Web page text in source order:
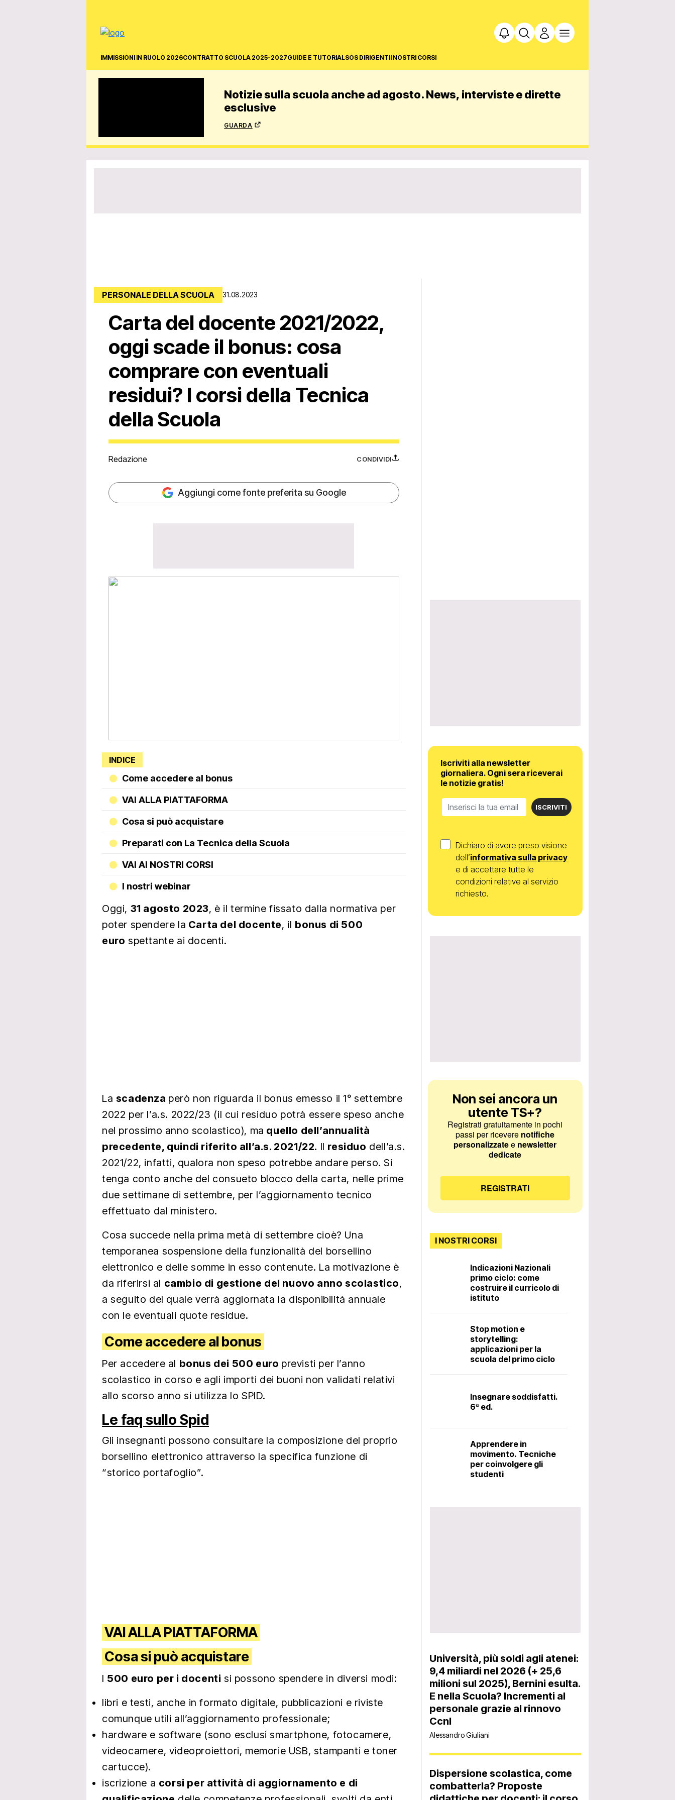
IMMISSIONI IN RUOLO 2026CONTRATTO SCUOLA 2025-2027GUIDE E TUTORIALSOS DIRIGENTII NOSTRI CORSI
Notizie sulla scuola anche ad agosto. News, interviste e dirette
esclusive
guarda
PERSONALE DELLA SCUOLA 31.08.2023
Carta del docente 2021/2022,
oggi scade il bonus: cosa
comprare con eventuali
residui? I corsi della Tecnica
della Scuola
Redazione CONDIVIDI
Aggiungi come fonte preferita su Google
INDICE
Come accedere al bonus
VAI ALLA PIATTAFORMA
Cosa si può acquistare
Preparati con La Tecnica della Scuola
VAI AI NOSTRI CORSI
I nostri webinar
Oggi, 31 agosto 2023, è il termine fissato dalla normativa per
poter spendere la Carta del docente, il bonus di 500
euro spettante ai docenti.
La scadenza però non riguarda il bonus emesso il 1° settembre
2022 per l’a.s. 2022/23 (il cui residuo potrà essere speso anche
nel prossimo anno scolastico), ma quello dell’annualità
precedente, quindi riferito all’a.s. 2021/22. Il residuo dell’a.s.
2021/22, infatti, qualora non speso potrebbe andare perso. Si
tenga conto anche del consueto blocco della carta, nelle prime
due settimane di settembre, per l’aggiornamento tecnico
effettuato dal ministero.
Cosa succede nella prima metà di settembre cioè? Una
temporanea sospensione della funzionalità del borsellino
elettronico e delle somme in esso contenute. La motivazione è
da riferirsi al cambio di gestione del nuovo anno scolastico,
a seguito del quale verrà aggiornata la disponibilità annuale
con le eventuali quote residue.
Come accedere al bonus
Per accedere al bonus dei 500 euro previsti per l’anno
scolastico in corso e agli importi dei buoni non validati relativi
allo scorso anno si utilizza lo SPID.
Le faq sullo Spid
Gli insegnanti possono consultare la composizione del proprio
borsellino elettronico attraverso la specifica funzione di
“storico portafoglio”.
VAI ALLA PIATTAFORMA
Cosa si può acquistare
I 500 euro per i docenti si possono spendere in diversi modi:
libri e testi, anche in formato digitale, pubblicazioni e riviste
comunque utili all’aggiornamento professionale;
hardware e software (sono esclusi smartphone, fotocamere,
videocamere, videoproiettori, memorie USB, stampanti e toner
cartucce).
iscrizione a corsi per attività di aggiornamento e di
Iscriviti alla newsletter
giornaliera. Ogni sera riceverai
le notizie gratis!
ISCRIVITI
Dichiaro di avere preso visione
dell’informativa sulla privacy
e di accettare tutte le
condizioni relative al servizio
richiesto.
Non sei ancora un
utente TS+?
Registrati gratuitamente in pochi
passi per ricevere notifiche
personalizzatee newsletter
dedicate
REGISTRATI
I NOSTRI CORSI
Indicazioni Nazionali
primo ciclo: come
costruire il curricolo di
istituto
Stop motion e
storytelling:
applicazioni per la
scuola del primo ciclo
Insegnare soddisfatti.
6ª ed.
Apprendere in
movimento. Tecniche
per coinvolgere gli
studenti
Università, più soldi agli atenei:
9,4 miliardi nel 2026 (+ 25,6
milioni sul 2025), Bernini esulta.
E nella Scuola? Incrementi al
personale grazie al rinnovo
Ccnl
Alessandro Giuliani
Dispersione scolastica, come
combatterla? Proposte